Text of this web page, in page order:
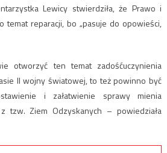
Lewicy stwierdziła, że Prawo i
temat reparacji, bo „pasuje do opowieści,
otworzyć ten temat zadośćuczynienia
II wojny światowej, to też powinno być
i załatwienie sprawy mienia
tzw. Ziem Odzyskanych – powiedziała